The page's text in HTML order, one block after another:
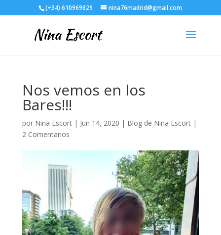
(+34) 610969829 nina76madrid@gmail.com
Nos vemos en los
Bares!!!
por Nina Escort| Jun 14, 2020 | Blog de Nina Escort|
2 Comentarios